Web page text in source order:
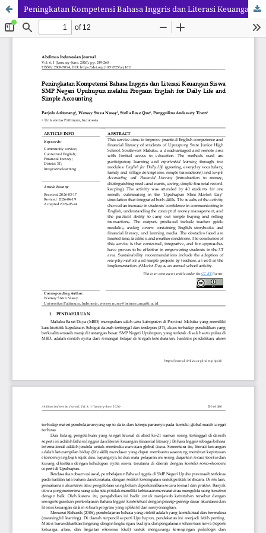
Peningkatan Kompetensi Bahasa Inggris dan Literasi Keuangan Siswa SMP Negeri Upuhupun melalui Program English for Daily Life and Simple Accounting